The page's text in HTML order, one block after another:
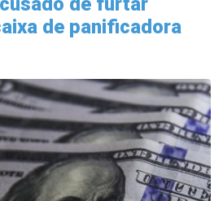
de panificadora